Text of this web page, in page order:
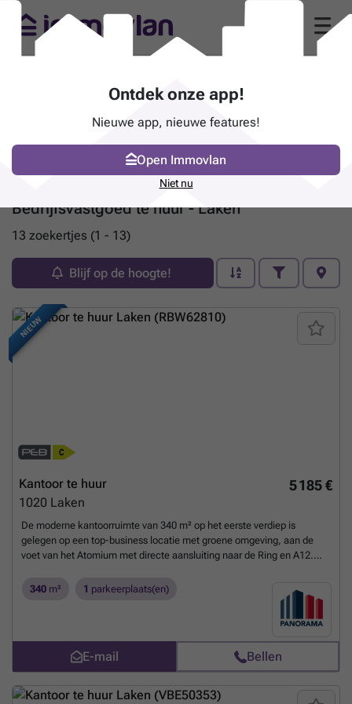
Bedrijfsvastgoed te huur - Laken
13 zoekertjes (1 - 13)
Blijf op de hoogte!
NIEUW
5 185 €
Kantoor te huur
1020 Laken
De moderne kantoorruimte van 340 m² op het eerste verdiep is
gelegen op een top-business locatie met groene omgeving, aan de
voet van het Atomium met directe aansluiting naar de Ring en A12.
Zaventem bevindt zich op slechts 15 min. De ruimte kan opgesplits
worden in 5 units van 68 m². Het prestigieus kantoorgebouw geniet
permanente technische & commerciële ondersteuning en 24/24u
security. Daarnaast is het gebouw voorzien van zonnepanelen,
airconditioning, veel lichtinval en een strakke eigentijdse look. Tevens
is er een zeer ruime parking voorzien van 1.500 parkeerplaatsen (in-
en outdoor) met laadmogelijkheden. Afhankelijk van uw
340 m² 1 parkeerplaats(en)
E-mail Bellen
Ontdek onze app!
Nieuwe app, nieuwe features!
Open Immovlan
Niet nu